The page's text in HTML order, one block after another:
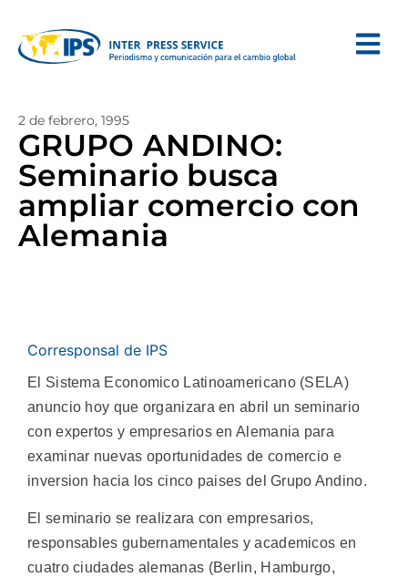
2 de febrero, 1995
GRUPO ANDINO:
Seminario busca
ampliar comercio con
Alemania
Corresponsal de IPS
El Sistema Economico Latinoamericano (SELA)
anuncio hoy que organizara en abril un seminario
con expertos y empresarios en Alemania para
examinar nuevas oportunidades de comercio e
inversion hacia los cinco paises del Grupo Andino.
El seminario se realizara con empresarios,
responsables gubernamentales y academicos en
cuatro ciudades alemanas (Berlin, Hamburgo,